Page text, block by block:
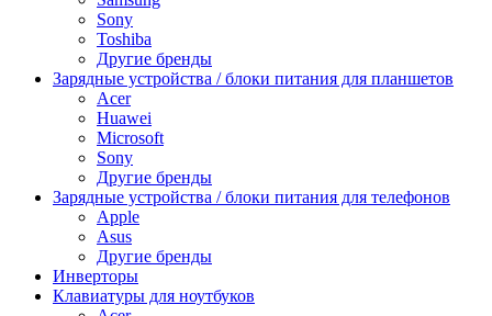
Sony
Toshiba
Другие бренды
Зарядные устройства / блоки питания для планшетов
Acer
Huawei
Microsoft
Sony
Другие бренды
Зарядные устройства / блоки питания для телефонов
Apple
Asus
Другие бренды
Инверторы
Клавиатуры для ноутбуков